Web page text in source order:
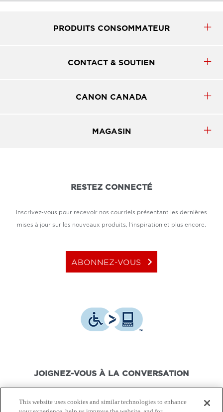
PRODUITS CONSOMMATEUR
CONTACT & SOUTIEN
CANON CANADA
MAGASIN
RESTEZ CONNECTÉ
Inscrivez-vous pour recevoir nos courriels présentant les dernières
mises à jour sur les nouveaux produits, l'inspiration et plus encore.
ABONNEZ-VOUS keyboard_arrow_right
JOIGNEZ-VOUS À LA CONVERSATION
This website uses cookies and similar technologies to enhance